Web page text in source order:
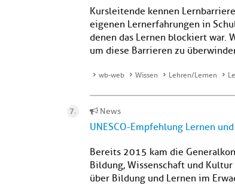
Kursleitende kennen
eigenen Lernerfahrungen in
denen das Lernen blockiert war.
um diese Barrieren zu
wb-web Wissen Lehren/Lernen
News
UNESCO-Empfehlung Lernen
Bereits 2015 kam die
Bildung, Wissenschaft und Kultur
über Bildung und Lernen im